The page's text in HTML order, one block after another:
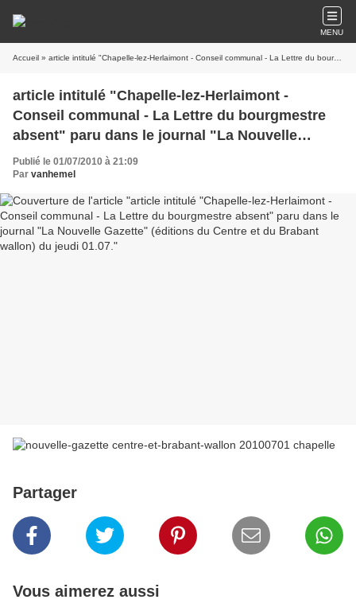
MENU
Accueil » article intitulé "Chapelle-lez-Herlaimont - Conseil communal - La Lettre du bourgmestre absent" paru dans le journal "La Nouvelle Gazette" (éditions du Centre et du Brabant wallon) du jeudi 01.07.
article intitulé "Chapelle-lez-Herlaimont -
Conseil communal - La Lettre du bourgmestre
absent" paru dans le journal "La Nouvelle
Gazette" (éditions du Centre et du Brabant
Publié le 01/07/2010 à 21:09
Par vanhemel
Partager
Vous aimerez aussi